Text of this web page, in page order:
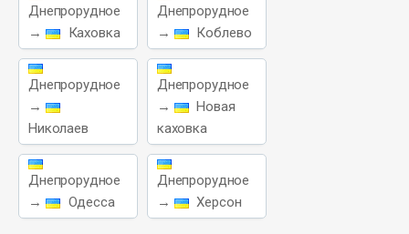
Днепрорудное
→
Каховка
Днепрорудное
→
Коблево
Днепрорудное
→
Николаев
Днепрорудное
→
Новая
каховка
Днепрорудное
→
Одесса
Днепрорудное
→
Херсон